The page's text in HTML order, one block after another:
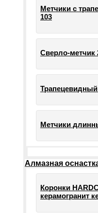
Метчики с
103
Сверло-метчик
Метчики
Алмазная
Коронки
керамогранит